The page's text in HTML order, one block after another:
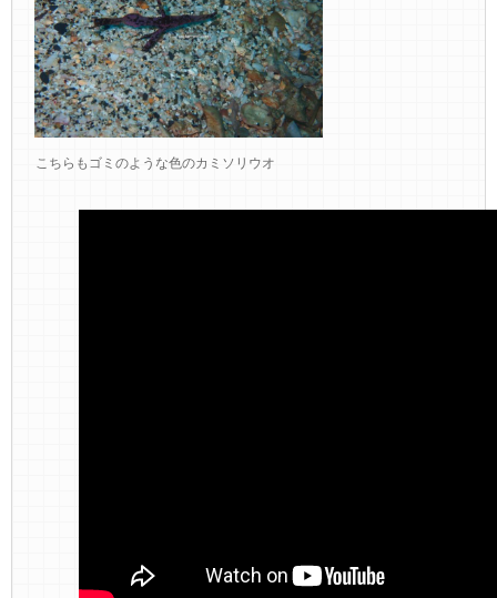
こちらもゴミのような色のカミソリウオ